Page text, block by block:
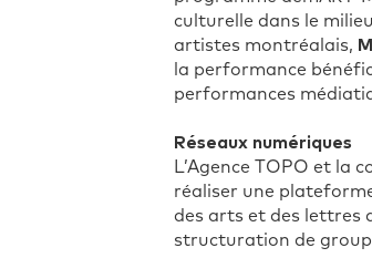
culturelle dans le
artistes montréalais,
la performance
performances
Réseaux numériques
L’Agence TOPO et la
réaliser une
des arts et des lettres
structuration de